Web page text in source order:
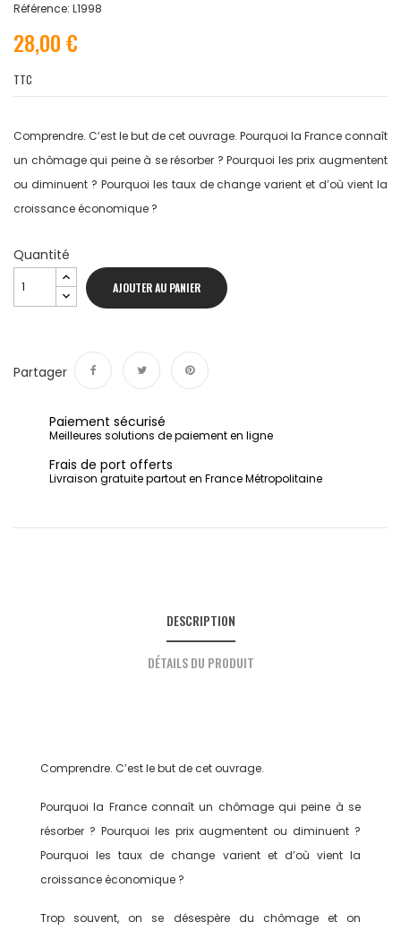
Référence: L1998
28,00 €
TTC
Comprendre. C’est le but de cet ouvrage. Pourquoi la France connaît
un chômage qui peine à se résorber ? Pourquoi les prix augmentent
ou diminuent ? Pourquoi les taux de change varient et d’où vient la
croissance économique ?
Quantité
AJOUTER AU PANIER
Partager
Paiement sécurisé
Meilleures solutions de paiement en ligne
Frais de port offerts
Livraison gratuite partout en France Métropolitaine
DESCRIPTION
DÉTAILS DU PRODUIT
Comprendre. C’est le but de cet ouvrage.
Pourquoi la France connaît un chômage qui peine à se
résorber ? Pourquoi les prix augmentent ou diminuent ?
Pourquoi les taux de change varient et d’où vient la
croissance économique ?
Trop souvent, on se désespère du chômage et on